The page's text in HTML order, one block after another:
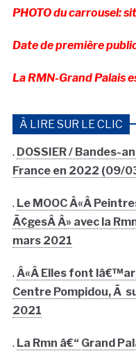
PHOTO du carrousel:
Date de première
La RMN-Grand Palais
À LIRE SUR LE CLIC
. DOSSIER / Bandes-
France en 2022 (09/
. Le MOOC Â«Â
Ã¢gesÂ Â» avec la
mars 2021
. Â«Â Elles font
Centre Pompidou, Ã
2021
. La Rmn â€“ Grand